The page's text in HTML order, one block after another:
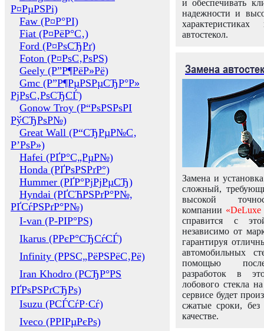
Р¤РµРЅРі)
Faw (Р¤Р°РІ)
Fiat (Р¤РёР°С‚)
Ford (Р¤РѕСЂРґ)
Foton (Р¤РѕС‚РѕРЅ)
Geely (Р”Р¶РёР»Рё)
Gmc (Р”Р¶РµРЅРµСЂР°Р»
РјРѕС‚РѕСЂСЃ)
Gonow Troy (Р“РѕРЅРѕРІ
РўСЂРѕР№)
Great Wall (Р“СЂРµР№С‚
Р’РѕР»)
Hafei (РҐР°С„РµР№)
Honda (РҐРѕРЅРґР°)
Hummer (РҐР°РјРјРµСЂ)
Hyndai (РҐСЋРЅРґР°Р№,
РҐСѓРЅРґР°Р№)
I-van (Р-РІР°РЅ)
Ikarus (РРєР°СЂСѓСЃ)
Infinity (РРЅС„РёРЅРёС‚Рё)
Iran Khodro (РСЂР°РЅ
РҐРѕРЅРґСЂРѕ)
Isuzu (РСЃСѓР·Сѓ)
Iveco (РРІРµРєРѕ)
и обеспечивать
надежности и
автостекол.
Замена
Замена и
сложный,
высокой
компании «DeLuxe
справится с
независимо от
гарантируя
автомобильных
помощью
разработок в
лобового стекла
сервисе будет
сжатые сроки,
качестве.